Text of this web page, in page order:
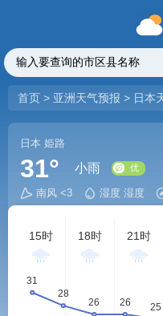
首页 > 亚洲天气预报 > 日本
日本 姫路
31° 小雨
南风 <3 湿度 湿度
15时 18时 21时